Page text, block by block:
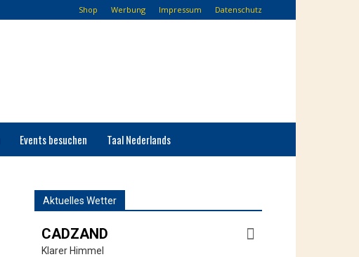
Shop Werbung Impressum Datenschutz
Events besuchen Taal Nederlands
Aktuelles Wetter
CADZAND
Klarer Himmel